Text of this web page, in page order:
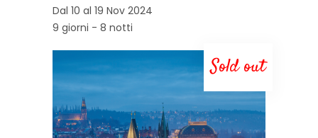
Dal 10 al 19 Nov 2024
9 giorni - 8 notti
Sold out